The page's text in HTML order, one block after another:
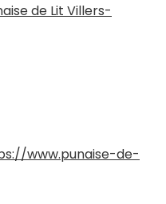
de Lit Villers-
www.punaise-de-